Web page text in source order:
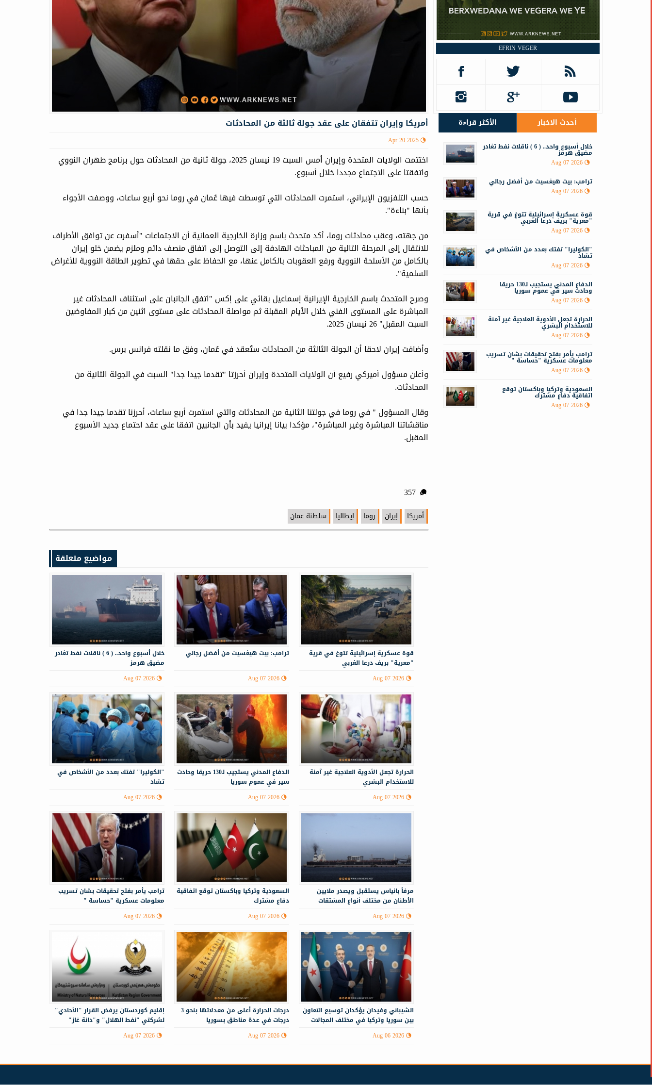
أمريكا وإيران تتفقان على عقد جولة ثالثة من المحادثات
Apr 20 2025
اختتمت الولايات المتحدة وإيران أمس السبت 19 نيسان 2025، جولة ثانية من المحادثات حول برنامج طهران النووي
واتفقتا على الاجتماع مجددا خلال أسبوع.
حسب التلفزيون الإيراني، استمرت المحادثات التي توسطت فيها عُمان في روما نحو أربع ساعات، ووصفت الأجواء
بأنها "بناءة".
من جهته، وعقب محادثات روما، أكد متحدث باسم وزارة الخارجية العمانية أن الاجتماعات "أسفرت عن توافق الأطراف
للانتقال إلى المرحلة التالية من المباحثات الهادفة إلى التوصل إلى اتفاق منصف دائم وملزم يضمن خلو إيران
بالكامل من الأسلحة النووية ورفع العقوبات بالكامل عنها، مع الحفاظ على حقها في تطوير الطاقة النووية للأغراض
السلمية".
وصرح المتحدث باسم الخارجية الإيرانية إسماعيل بقائي على إكس "اتفق الجانبان على استئناف المحادثات غير
المباشرة على المستوى الفني خلال الأيام المقبلة ثم مواصلة المحادثات على مستوى اثنين من كبار المفاوضين
السبت المقبل" 26 نيسان 2025.
وأضافت إيران لاحقا أن الجولة الثالثة من المحادثات ستُعقد في عُمان، وفق ما نقلته فرانس برس.
وأعلن مسؤول أميركي رفيع أن الولايات المتحدة وإيران أحرزتا "تقدما جيدا جدا" السبت في الجولة الثانية من
المحادثات.
وقال المسؤول " في روما في جولتنا الثانية من المحادثات والتي استمرت أربع ساعات، أحرزنا تقدما جيدا جدا في
مناقشاتنا المباشرة وغير المباشرة"، مؤكدا بيانا إيرانيا يفيد بأن الجانبين اتفقا على عقد احتماع جديد الأسبوع
المقبل.
357
أمريكا إيران روما إيطاليا سلطنة عمان
مواضيع متعلقة
خلال أسبوع واحد.. ( 6 ) ناقلات نفط تغادر
مضيق هرمز
Aug 07 2026
ترامب: بيت هيغسيث من أفضل رجالي
Aug 07 2026
قوة عسكرية إسرائيلية تتوغ في قرية
"معرية" بريف درعا الغربي
Aug 07 2026
"الكوليرا" تفتك بعدد من الأشخاص في
تشاد
Aug 07 2026
الدفاع المدني يستجيب لـ130 حريقا وحادث
سير في عموم سوريا
Aug 07 2026
الحرارة تجعل الأدوية العلاجية غير آمنة
للاستخدام البشري
Aug 07 2026
ترامب يأمر بفتح تحقيقات بشان تسريب
معلومات عسكرية "حساسة "
Aug 07 2026
السعودية وتركيا وباكستان توقع اتفاقية
دفاع مشترك
Aug 07 2026
مرفأ بانياس يستقبل ويصدر ملايين
الأطنان من مختلف أنواع المشتقات
Aug 07 2026
إقليم كوردستان يرفض القرار "الأحادي"
لشركتي "نفط الهلال" و"دانة غاز"
Aug 07 2026
درجات الحرارة أعلى من معدلاتها بنحو 3
درجات في عدة مناطق بسوريا
Aug 07 2026
الشيباني وفيدان يؤكدان توسيع التعاون
بين سوريا وتركيا في مختلف المجالات
Aug 06 2026
EFRIN VEGER
أحدث الاخبار الأكثر قراءة
خلال أسبوع واحد.. ( 6 ) ناقلات نفط تغادر
مضيق هرمز
Aug 07 2026
ترامب: بيت هيغسيث من أفضل رجالي
Aug 07 2026
قوة عسكرية إسرائيلية تتوغ في قرية
"معرية" بريف درعا الغربي
Aug 07 2026
"الكوليرا" تفتك بعدد من الأشخاص في
تشاد
Aug 07 2026
الدفاع المدني يستجيب لـ130 حريقا
وحادث سير في عموم سوريا
Aug 07 2026
الحرارة تجعل الأدوية العلاجية غير آمنة
للاستخدام البشري
Aug 07 2026
ترامب يأمر بفتح تحقيقات بشان تسريب
معلومات عسكرية "حساسة "
Aug 07 2026
السعودية وتركيا وباكستان توقع
اتفاقية دفاع مشترك
Aug 07 2026